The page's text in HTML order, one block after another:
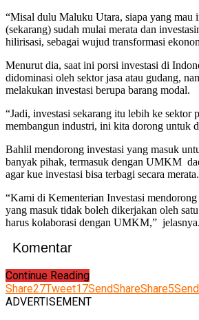
“Misal dulu Maluku Utara, siapa yang mau
(sekarang) sudah mulai merata dan
hilirisasi, sebagai wujud transformasi
Menurut dia, saat ini porsi investasi di
didominasi oleh sektor jasa atau gudang,
melakukan investasi berupa barang modal.
“Jadi, investasi sekarang itu lebih ke sektor
membangun industri, ini kita dorong untuk
Bahlil mendorong investasi yang masuk
banyak pihak, termasuk dengan UMKM
agar kue investasi bisa terbagi secara merata.
“Kami di Kementerian Investasi mendorong
yang masuk tidak boleh dikerjakan oleh
harus kolaborasi dengan UMKM,” jelasnya.
Komentar
Continue Reading
Share27Tweet17SendShareShare5Send
ADVERTISEMENT